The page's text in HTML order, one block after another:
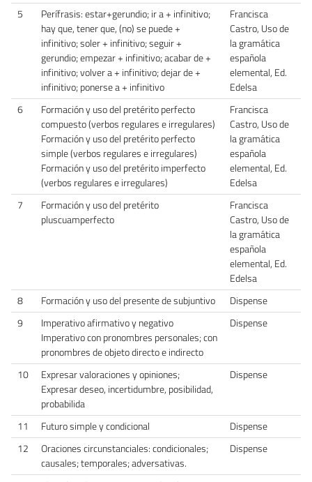
5
Perífrasis: estar+gerundio; ir a + infinitivo;
hay que, tener que, (no) se puede +
infinitivo; soler + infinitivo; seguir +
gerundio; empezar + infinitivo; acabar de +
infinitivo; volver a + infinitivo; dejar de +
infinitivo; ponerse a + infinitivo
Francisca
Castro, Uso de
la gramática
española
elemental, Ed.
Edelsa
6
Formación y uso del pretérito perfecto
compuesto (verbos regulares e irregulares)
Formación y uso del pretérito perfecto
simple (verbos regulares e irregulares)
Formación y uso del pretérito imperfecto
(verbos regulares e irregulares)
Francisca
Castro, Uso de
la gramática
española
elemental, Ed.
Edelsa
7
Formación y uso del pretérito
pluscuamperfecto
Francisca
Castro, Uso de
la gramática
española
elemental, Ed.
Edelsa
8
Formación y uso del presente de subjuntivo
Dispense
9
Imperativo afirmativo y negativo
Imperativo con pronombres personales; con
pronombres de objeto directo e indirecto
Dispense
10
Expresar valoraciones y opiniones;
Expresar deseo, incertidumbre, posibilidad,
probabilida
Dispense
11 Futuro simple y condicional
Dispense
12
Oraciones circunstanciales: condicionales;
causales; temporales; adversativas.
Dispense